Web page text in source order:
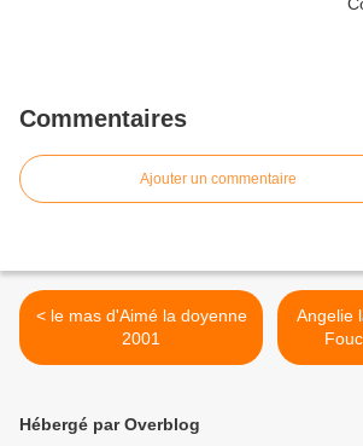
Commentaires
Ajouter un commentaire
< le mas d'Aimé la doyenne
2001
Angelie
Hébergé par Overblog